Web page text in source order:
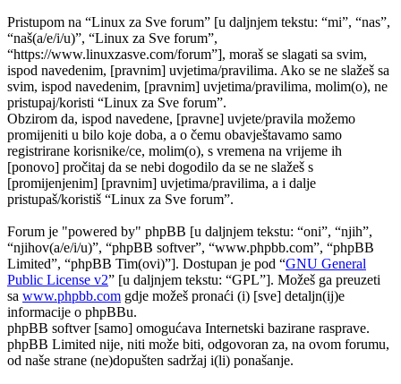
Pristupom na “Linux za Sve forum” [u daljnjem tekstu: “mi”, “nas”,
“naš(a/e/i/u)”, “Linux za Sve forum”,
“https://www.linuxzasve.com/forum”], moraš se slagati sa svim,
ispod navedenim, [pravnim] uvjetima/pravilima. Ako se ne slažeš sa
svim, ispod navedenim, [pravnim] uvjetima/pravilima, molim(o), ne
pristupaj/koristi “Linux za Sve forum”.
Obzirom da, ispod navedene, [pravne] uvjete/pravila možemo
promijeniti u bilo koje doba, a o čemu obavještavamo samo
registrirane korisnike/ce, molim(o), s vremena na vrijeme ih
[ponovo] pročitaj da se nebi dogodilo da se ne slažeš s
[promijenjenim] [pravnim] uvjetima/pravilima, a i dalje
pristupaš/koristiš “Linux za Sve forum”.
Forum je "powered by" phpBB [u daljnjem tekstu: “oni”, “njih”,
“njihov(a/e/i/u)”, “phpBB softver”, “www.phpbb.com”, “phpBB
Limited”, “phpBB Tim(ovi)”]. Dostupan je pod “GNU General
Public License v2” [u daljnjem tekstu: “GPL”]. Možeš ga preuzeti
sa www.phpbb.com gdje možeš pronaći (i) [sve] detaljn(ij)e
informacije o phpBBu.
phpBB softver [samo] omogućava Internetski bazirane rasprave.
phpBB Limited nije, niti može biti, odgovoran za, na ovom forumu,
od naše strane (ne)dopušten sadržaj i(li) ponašanje.